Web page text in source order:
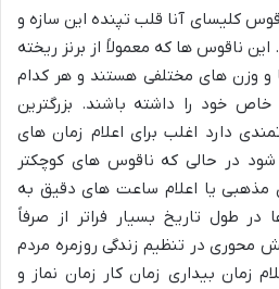
کلیسای آنا قلب تپنده این سازه و
ناقوس ها که معمولاً از برنز ریخته
و وزن های مختلفی هستند و هر کدام
خود را داشته باشند. بزرگترین
دارد اغلب برای اعلام زمان های
در حالی که ناقوس های کوچکتر
یا اعلام ساعت های دقیق به
طول تاریخ بسیار فراتر از صرفاً
در تنظیم زندگی روزمره مردم
زمان بیداری زمان کار زمان نماز و